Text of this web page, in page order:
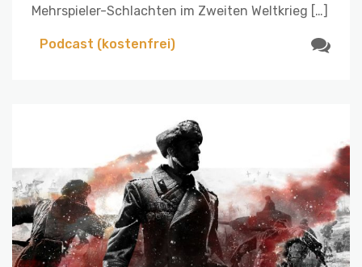
Mehrspieler-Schlachten im Zweiten Weltkrieg […]
Podcast (kostenfrei)